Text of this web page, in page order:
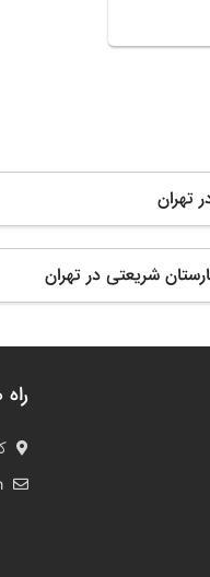
تهران
شريعتى در تهران